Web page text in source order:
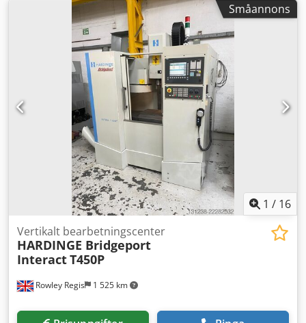
Småannons
1 / 16
Rowley Regis 1 525 km
Vertikalt bearbetningscenter
HARDINGE Bridgeport
InteractT450P